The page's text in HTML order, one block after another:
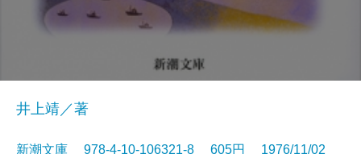
井上靖／著
新潮文庫 978-4-10-106321-8 605円 1976/11/02